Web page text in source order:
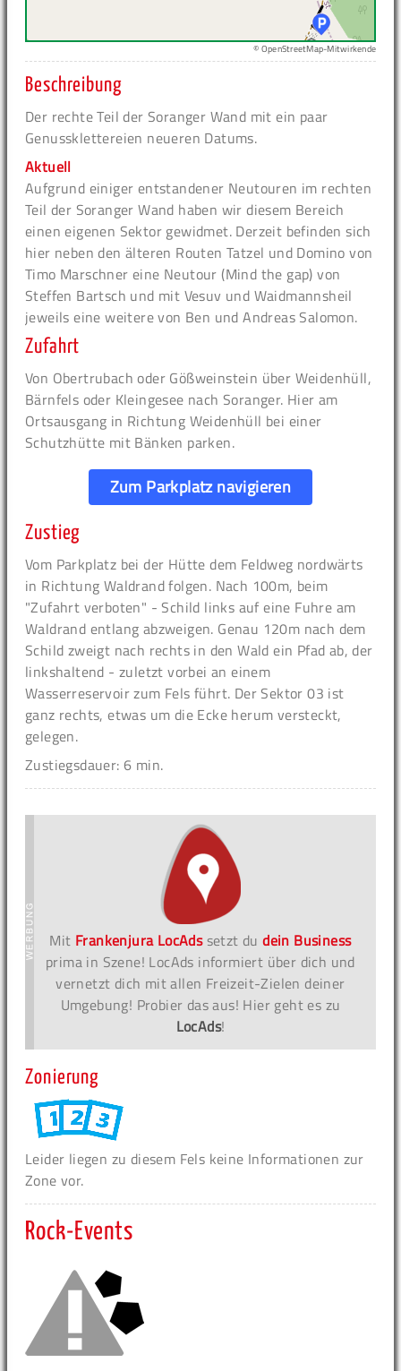
© OpenStreetMap-Mitwirkende
Beschreibung
Der rechte Teil der Soranger Wand mit ein paar
Genussklettereien neueren Datums.
Aktuell
Aufgrund einiger entstandener Neutouren im rechten
Teil der Soranger Wand haben wir diesem Bereich
einen eigenen Sektor gewidmet. Derzeit befinden sich
hier neben den älteren Routen Tatzel und Domino von
Timo Marschner eine Neutour (Mind the gap) von
Steffen Bartsch und mit Vesuv und Waidmannsheil
jeweils eine weitere von Ben und Andreas Salomon.
Zufahrt
Von Obertrubach oder Gößweinstein über Weidenhüll,
Bärnfels oder Kleingesee nach Soranger. Hier am
Ortsausgang in Richtung Weidenhüll bei einer
Schutzhütte mit Bänken parken.
Zum Parkplatz navigieren
Zustieg
Vom Parkplatz bei der Hütte dem Feldweg nordwärts
in Richtung Waldrand folgen. Nach 100m, beim
"Zufahrt verboten" - Schild links auf eine Fuhre am
Waldrand entlang abzweigen. Genau 120m nach dem
Schild zweigt nach rechts in den Wald ein Pfad ab, der
linkshaltend - zuletzt vorbei an einem
Wasserreservoir zum Fels führt. Der Sektor 03 ist
ganz rechts, etwas um die Ecke herum versteckt,
gelegen.
Zustiegsdauer: 6 min.
Mit Frankenjura LocAdssetzt dudein Business
prima in Szene! LocAds informiert über dich und
vernetzt dich mit allen Freizeit-Zielen deiner
Umgebung! Probier das aus! Hier geht es zu
LocAds!
Zonierung
Leider liegen zu diesem Fels keine Informationen zur
Zone vor.
Rock-Events